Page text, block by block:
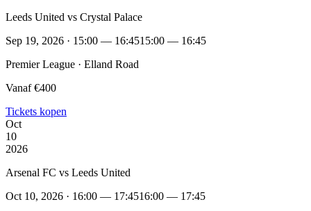
Leeds United vs Crystal Palace
Sep 19, 2026 · 15:00 — 16:4515:00 — 16:45
Premier League · Elland Road
Vanaf €400
Tickets kopen
Oct
10
2026
Arsenal FC vs Leeds United
Oct 10, 2026 · 16:00 — 17:4516:00 — 17:45